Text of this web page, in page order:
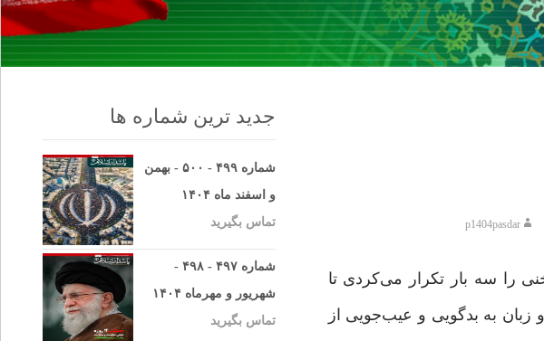
p1404pasdar
را سه بار تکرار می‌کردی تا
به بدگویی و عیب‌جویی از
جدید ترین شماره ها
شماره ۴۹۹ - ۵۰۰ - بهمن
و اسفند ماه ۱۴۰۴
تماس بگیرید
شماره ۴۹۷ - ۴۹۸ -
شهریور و مهرماه ۱۴۰۴
تماس بگیرید